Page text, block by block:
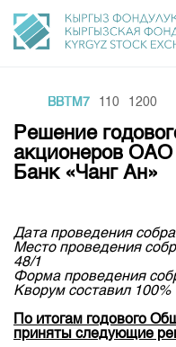
Финансовый рынок KG
О нас
Общая информация
Акционеры
Руководство
Внутренний
Товарно-сырьевой
Листинг
Центр раскрытия
Нормативная
Биржевая
Депозитарная
BBTM7 110 1200
Решение
акционеров
Банк «Чанг Ан»
Дата проведения
Место проведения
48/1
Форма проведения
Кворум составил 100%
По итогам годового
приняты следующие